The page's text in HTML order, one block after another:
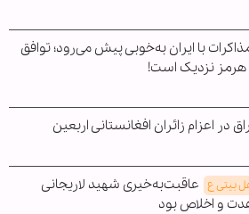
با ایران به‌خوبی پیش می‌رود؛ توافق
هرمز نزدیک است!
در اعزام زائران افغانستانی اربعین
بیتی ع عاقبت‌به‌خیری شهید لاریجانی
و اخلاص بود